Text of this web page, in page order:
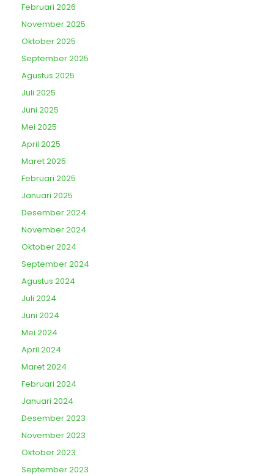
Februari 2026
November 2025
Oktober 2025
September 2025
Agustus 2025
Juli 2025
Juni 2025
Mei 2025
April 2025
Maret 2025
Februari 2025
Januari 2025
Desember 2024
November 2024
Oktober 2024
September 2024
Agustus 2024
Juli 2024
Juni 2024
Mei 2024
April 2024
Maret 2024
Februari 2024
Januari 2024
Desember 2023
November 2023
Oktober 2023
September 2023